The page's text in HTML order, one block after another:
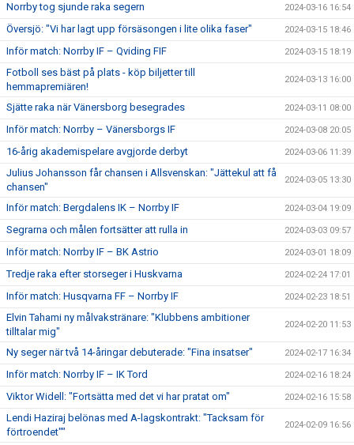
Norrby tog sjunde raka segern 2024-03-16 16:54
Översjö: "Vi har lagt upp försäsongen i lite olika faser" 2024-03-15 18:46
Inför match: Norrby IF – Qviding FIF 2024-03-15 18:19
Fotboll ses bäst på plats - köp biljetter till
hemmapremiären!
2024-03-13 16:00
Sjätte raka när Vänersborg besegrades 2024-03-11 08:00
Inför match: Norrby – Vänersborgs IF 2024-03-08 20:05
16-årig akademispelare avgjorde derbyt 2024-03-06 11:39
Julius Johansson får chansen i Allsvenskan: "Jättekul att få
chansen"
2024-03-05 13:30
Inför match: Bergdalens IK – Norrby IF 2024-03-04 19:09
Segrarna och målen fortsätter att rulla in 2024-03-03 09:57
Inför match: Norrby IF – BK Astrio 2024-03-01 18:09
Tredje raka efter storseger i Huskvarna 2024-02-24 17:01
Inför match: Husqvarna FF – Norrby IF 2024-02-23 18:51
Elvin Tahami ny målvakstränare: "Klubbens ambitioner
tilltalar mig"
2024-02-20 11:53
Ny seger när två 14-åringar debuterade: "Fina insatser" 2024-02-17 16:34
Inför match: Norrby IF – IK Tord 2024-02-16 18:24
Viktor Widell: "Fortsätta med det vi har pratat om" 2024-02-16 15:58
Lendi Haziraj belönas med A-lagskontrakt: "Tacksam för
förtroendet""
2024-02-09 16:56